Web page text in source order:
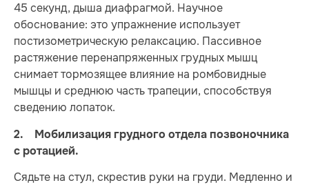
45 секунд, дыша диафрагмой. Научное
обоснование: это упражнение использует
постизометрическую релаксацию. Пассивное
растяжение перенапряженных грудных мышц
снимает тормозящее влияние на ромбовидные
мышцы и среднюю часть трапеции, способствуя
сведению лопаток.
2. Мобилизация грудного отдела позвоночника
с ротацией.
Сядьте на стул, скрестив руки на груди. Медленно и